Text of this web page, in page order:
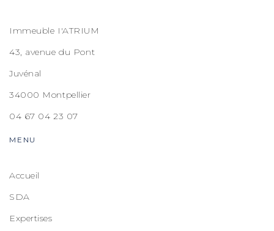
Immeuble I'ATRIUM
43, avenue du Pont
Juvénal
34000 Montpellier
04 67 04 23 07
MENU
Accueil
SDA
Expertises